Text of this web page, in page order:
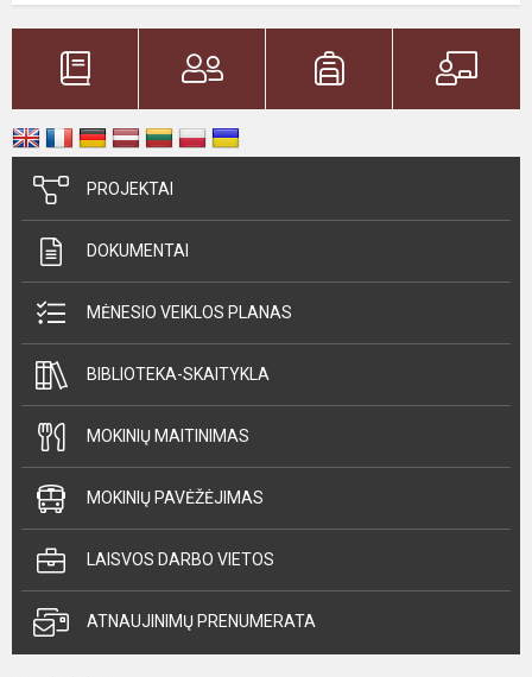
PROJEKTAI
DOKUMENTAI
MĖNESIO VEIKLOS PLANAS
BIBLIOTEKA-SKAITYKLA
MOKINIŲ MAITINIMAS
MOKINIŲ PAVĖŽĖJIMAS
LAISVOS DARBO VIETOS
ATNAUJINIMŲ PRENUMERATA